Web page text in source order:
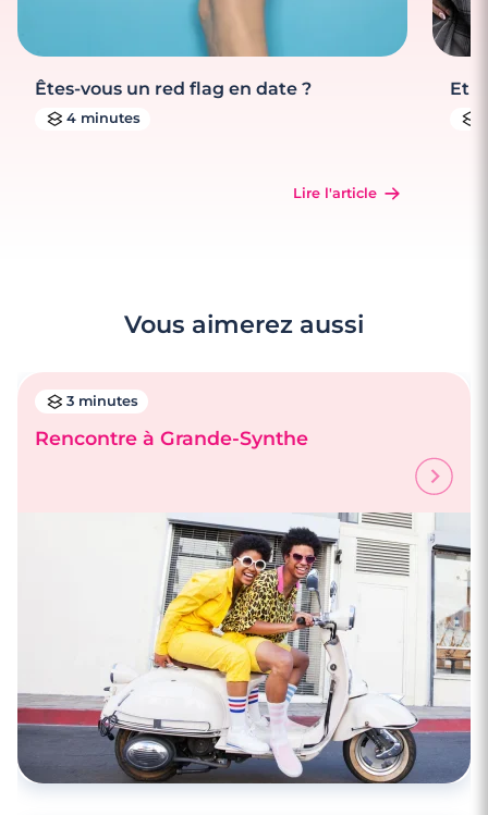
Êtes-vous un red flag en date ?
4 minutes
Lire l'article
Et
Vous aimerez aussi
3 minutes
Rencontre à Grande-Synthe